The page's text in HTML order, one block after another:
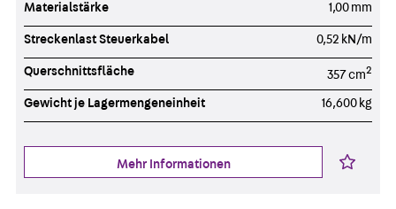
Materialstärke 1,00 mm
Streckenlast Steuerkabel 0,52 kN/m
Querschnittsfläche 357 cm2
Gewicht je Lagermengeneinheit 16,600 kg
Mehr Informationen